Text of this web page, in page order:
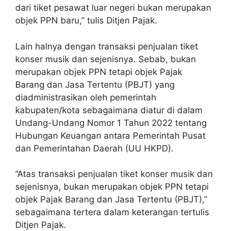
dari tiket pesawat luar negeri bukan merupakan
objek PPN baru,” tulis Ditjen Pajak.
Lain halnya dengan transaksi penjualan tiket
konser musik dan sejenisnya. Sebab, bukan
merupakan objek PPN tetapi objek Pajak
Barang dan Jasa Tertentu (PBJT) yang
diadministrasikan oleh pemerintah
kabupaten/kota sebagaimana diatur di dalam
Undang-Undang Nomor 1 Tahun 2022 tentang
Hubungan Keuangan antara Pemerintah Pusat
dan Pemerintahan Daerah (UU HKPD).
“Atas transaksi penjualan tiket konser musik dan
sejenisnya, bukan merupakan objek PPN tetapi
objek Pajak Barang dan Jasa Tertentu (PBJT),”
sebagaimana tertera dalam keterangan tertulis
Ditjen Pajak.